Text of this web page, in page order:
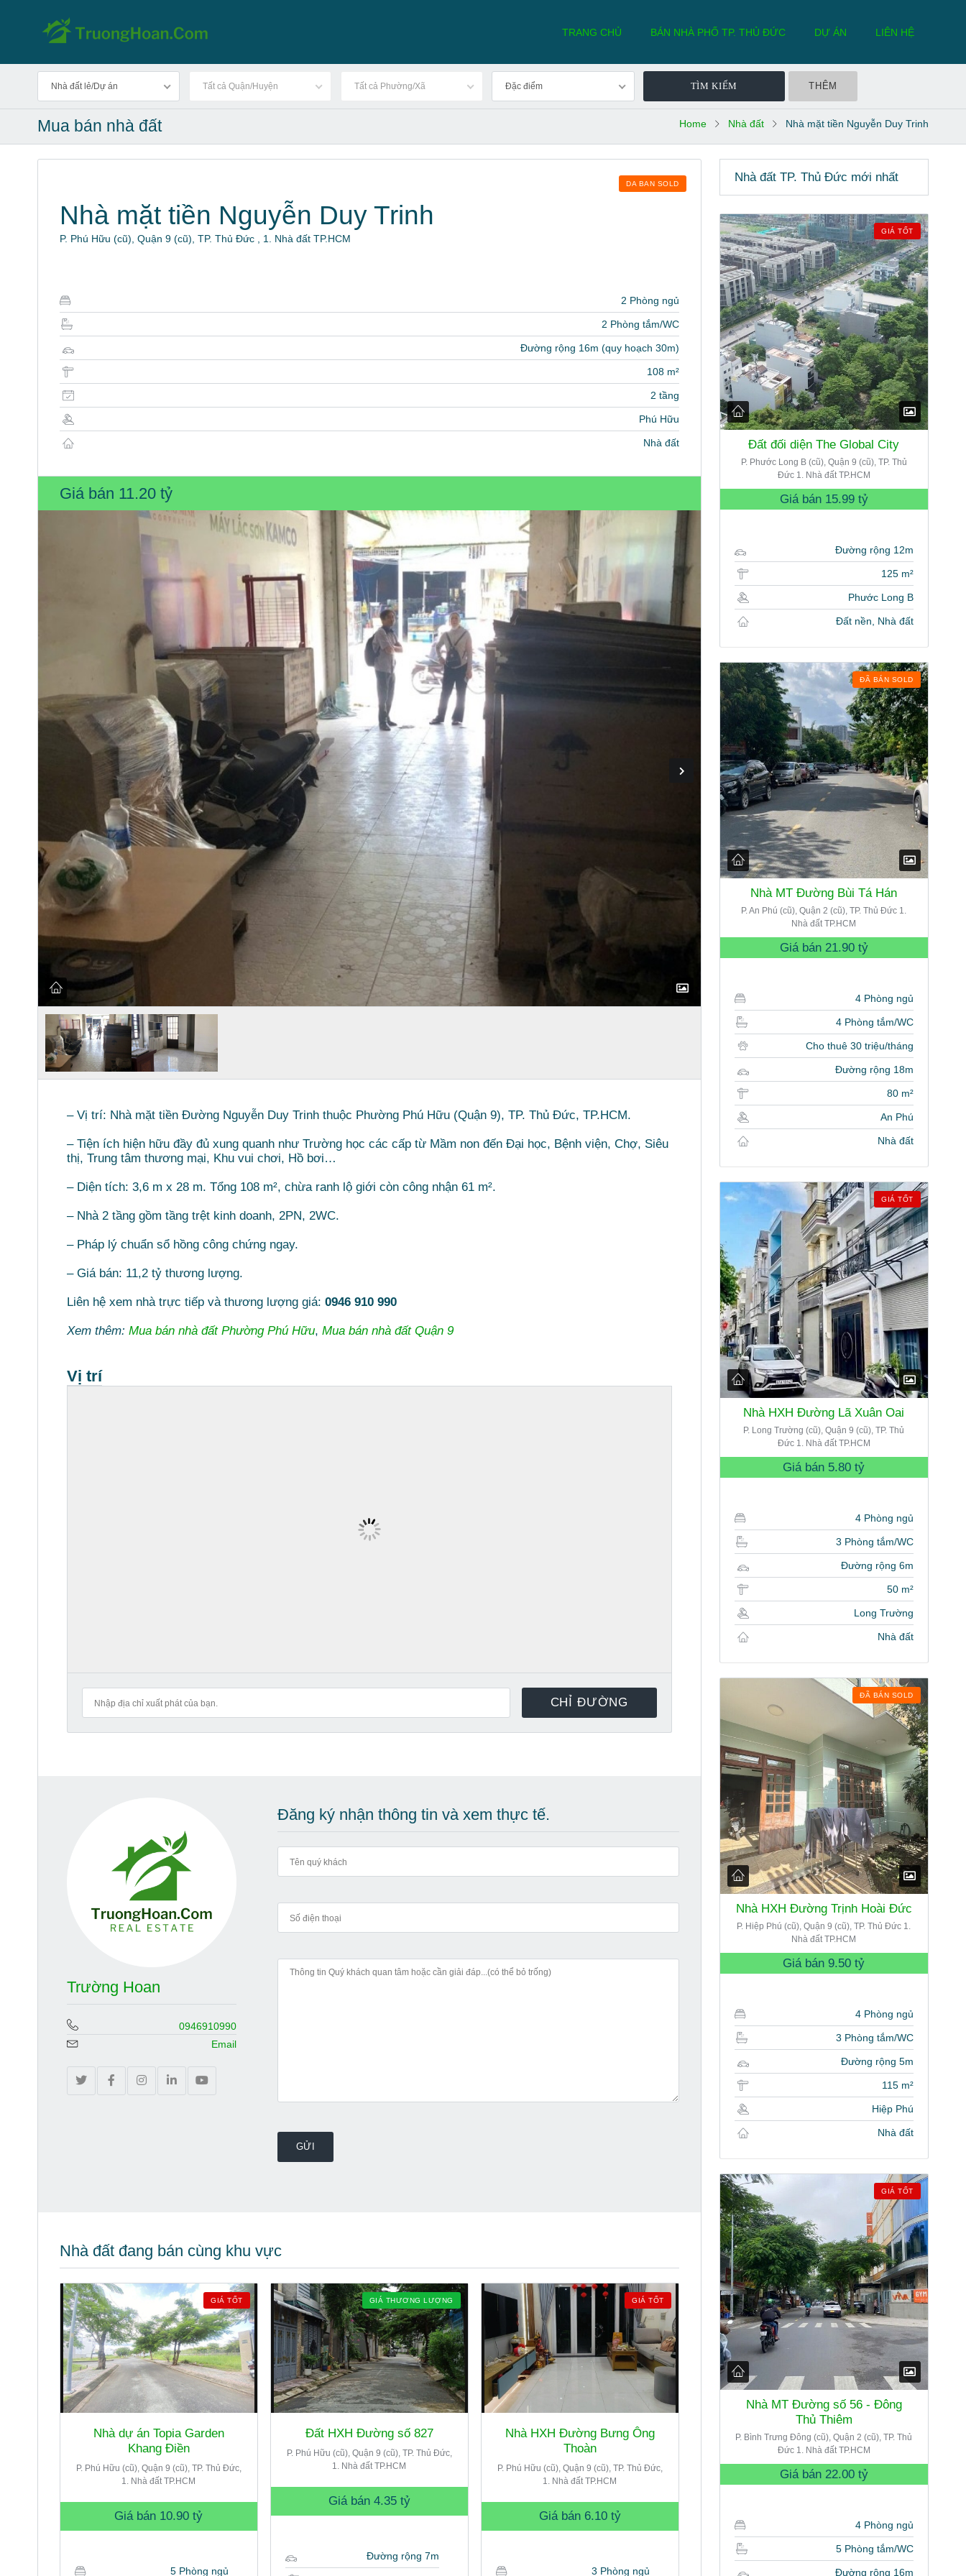
TRANG CHỦ BÁN NHÀ PHỐ TP. THỦ ĐỨC DỰ ÁN LIÊN HỆ
Nhà đất lẻ/Dự án Tất cả Quận/Huyện Tất cả Phường/Xã Đặc điểm THÊM
Mua bán nhà đất Home Nhà đất Nhà mặt tiền Nguyễn Duy Trinh
DA BAN SOLD
Nhà mặt tiền Nguyễn Duy Trinh
P. Phú Hữu (cũ), Quận 9 (cũ), TP. Thủ Đức , 1. Nhà đất TP.HCM
2 Phòng ngủ
2 Phòng tắm/WC
Đường rộng 16m (quy hoạch 30m)
108 m²
2 tầng
Phú Hữu
Nhà đất
Giá bán 11.20 tỷ
– Vị trí: Nhà mặt tiền Đường Nguyễn Duy Trinh thuộc Phường Phú Hữu (Quận 9), TP. Thủ Đức, TP.HCM.
– Tiện ích hiện hữu đầy đủ xung quanh như Trường học các cấp từ Mầm non đến Đại học, Bệnh viện, Chợ, Siêu
thị, Trung tâm thương mại, Khu vui chơi, Hồ bơi…
– Diện tích: 3,6 m x 28 m. Tổng 108 m², chừa ranh lộ giới còn công nhận 61 m².
– Nhà 2 tầng gồm tầng trệt kinh doanh, 2PN, 2WC.
– Pháp lý chuẩn sổ hồng công chứng ngay.
– Giá bán: 11,2 tỷ thương lượng.
Liên hệ xem nhà trực tiếp và thương lượng giá: 0946 910 990
Xem thêm: Mua bán nhà đất Phường Phú Hữu, Mua bán nhà đất Quận 9
Vị trí
Trường Hoan
0946910990
Email
Đăng ký nhận thông tin và xem thực tế.
Nhà đất đang bán cùng khu vực
GIÁ TỐT
Nhà dự án Topia Garden
Khang Điền
P. Phú Hữu (cũ), Quận 9 (cũ), TP. Thủ Đức,
1. Nhà đất TP.HCM
Giá bán 10.90 tỷ
5 Phòng ngủ
GIÁ THƯƠNG LƯỢNG
Đất HXH Đường số 827
P. Phú Hữu (cũ), Quận 9 (cũ), TP. Thủ Đức,
1. Nhà đất TP.HCM
Giá bán 4.35 tỷ
Đường rộng 7m
GIÁ TỐT
Nhà HXH Đường Bưng Ông
Thoàn
P. Phú Hữu (cũ), Quận 9 (cũ), TP. Thủ Đức,
1. Nhà đất TP.HCM
Giá bán 6.10 tỷ
3 Phòng ngủ
Nhà đất TP. Thủ Đức mới nhất
GIÁ TỐT
Đất đối diện The Global City
P. Phước Long B (cũ), Quận 9 (cũ), TP. Thủ
Đức 1. Nhà đất TP.HCM
Giá bán 15.99 tỷ
Đường rộng 12m
125 m²
Phước Long B
Đất nền, Nhà đất
ĐÃ BÁN SOLD
Nhà MT Đường Bùi Tá Hán
P. An Phú (cũ), Quận 2 (cũ), TP. Thủ Đức 1.
Nhà đất TP.HCM
Giá bán 21.90 tỷ
4 Phòng ngủ
4 Phòng tắm/WC
Cho thuê 30 triệu/tháng
Đường rộng 18m
80 m²
An Phú
Nhà đất
GIÁ TỐT
Nhà HXH Đường Lã Xuân Oai
P. Long Trường (cũ), Quận 9 (cũ), TP. Thủ
Đức 1. Nhà đất TP.HCM
Giá bán 5.80 tỷ
4 Phòng ngủ
3 Phòng tắm/WC
Đường rộng 6m
50 m²
Long Trường
Nhà đất
ĐÃ BÁN SOLD
Nhà HXH Đường Trịnh Hoài Đức
P. Hiệp Phú (cũ), Quận 9 (cũ), TP. Thủ Đức 1.
Nhà đất TP.HCM
Giá bán9.50 tỷ
4 Phòng ngủ
3 Phòng tắm/WC
Đường rộng 5m
115 m²
Hiệp Phú
Nhà đất
GIÁ TỐT
Nhà MT Đường số 56 - Đông
Thủ Thiêm
P. Bình Trưng Đông (cũ), Quận 2 (cũ), TP. Thủ
Đức 1. Nhà đất TP.HCM
Giá bán 22.00 tỷ
4 Phòng ngủ
5 Phòng tắm/WC
Đường rộng 16m